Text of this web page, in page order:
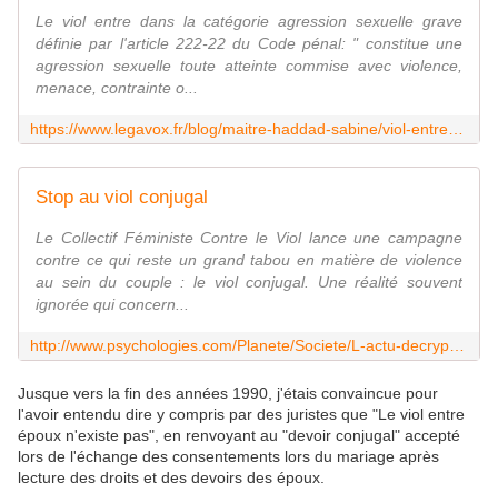
Le viol entre dans la catégorie agression sexuelle grave
définie par l'article 222-22 du Code pénal: " constitue une
agression sexuelle toute atteinte commise avec violence,
menace, contrainte o...
Stop au viol conjugal
Le Collectif Féministe Contre le Viol lance une campagne
contre ce qui reste un grand tabou en matière de violence
au sein du couple : le viol conjugal. Une réalité souvent
ignorée qui concern...
Jusque vers la fin des années 1990, j'étais convaincue pour
l'avoir entendu dire y compris par des juristes que "Le viol entre
époux n'existe pas", en renvoyant au "devoir conjugal" accepté
lors de l'échange des consentements lors du mariage après
lecture des droits et des devoirs des époux.